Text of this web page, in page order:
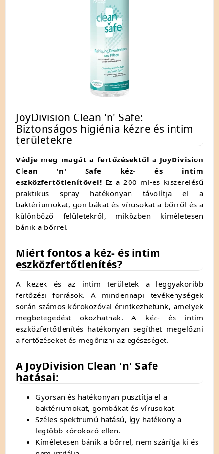
JoyDivision Clean 'n' Safe:
Biztonságos higiénia kézre és intim
területekre
Védje meg magát a fertőzésektől a JoyDivision
Clean 'n' Safe kéz- és intim
eszközfertőtlenítővel! Ez a 200 ml-es kiszerelésű
praktikus spray hatékonyan távolítja el a
baktériumokat, gombákat és vírusokat a bőrről és a
különböző felületekről, miközben kíméletesen
bánik a bőrrel.
Miért fontos a kéz- és intim
eszközfertőtlenítés?
A kezek és az intim területek a leggyakoribb
fertőzési források. A mindennapi tevékenységek
során számos kórokozóval érintkezhetünk, amelyek
megbetegedést okozhatnak. A kéz- és intim
eszközfertőtlenítés hatékonyan segíthet megelőzni
a fertőzéseket és megőrizni az egészséget.
A JoyDivision Clean 'n' Safe
hatásai:
Gyorsan és hatékonyan pusztítja el a
baktériumokat, gombákat és vírusokat.
Széles spektrumú hatású, így hatékony a
legtöbb kórokozó ellen.
Kíméletesen bánik a bőrrel, nem szárítja ki és